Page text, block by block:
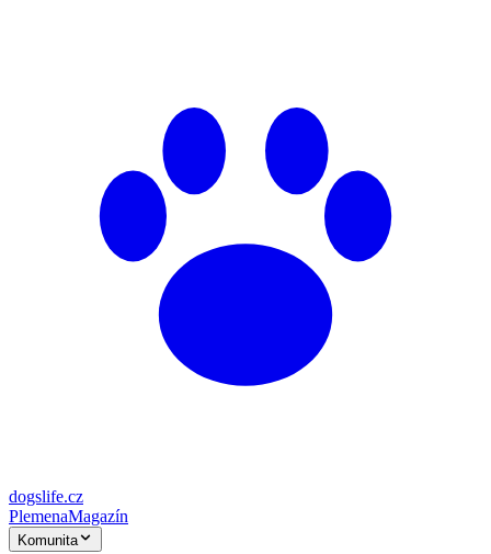
dogslife.cz
PlemenaMagazín
Komunita